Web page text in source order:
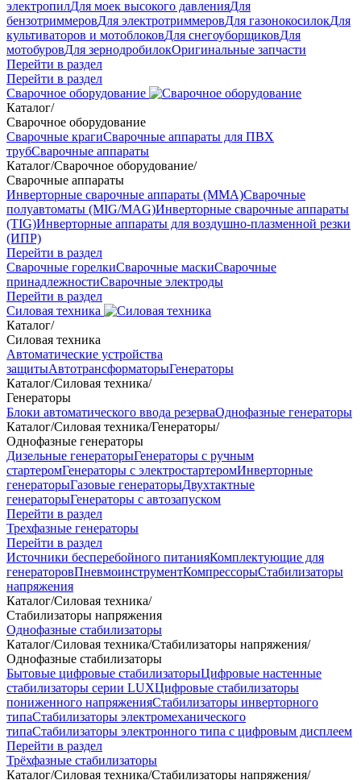
электропилДля моек высокого давленияДля
бензотриммеровДля электротриммеровДля газонокосилокДля
культиваторов и мотоблоковДля снегоуборщиковДля
мотобуровДля зернодробилокОригинальные запчасти
Перейти в раздел
Перейти в раздел
Сварочное оборудование
Каталог/
Сварочное оборудование
Сварочные крагиСварочные аппараты для ПВХ
трубСварочные аппараты
Каталог/Сварочное оборудование/
Сварочные аппараты
Инверторные сварочные аппараты (ММА)Сварочные
полуавтоматы (MIG/MAG)Инверторные сварочные аппараты
(TIG)Инверторные аппараты для воздушно-плазменной резки
(ИПР)
Перейти в раздел
Сварочные горелкиСварочные маскиСварочные
принадлежностиСварочные электроды
Перейти в раздел
Силовая техника
Каталог/
Силовая техника
Автоматические устройства
защитыАвтотрансформаторыГенераторы
Каталог/Силовая техника/
Генераторы
Блоки автоматического ввода резерваОднофазные генераторы
Каталог/Силовая техника/Генераторы/
Однофазные генераторы
Дизельные генераторыГенераторы с ручным
стартеромГенераторы с электростартеромИнверторные
генераторыГазовые генераторыДвухтактные
генераторыГенераторы с автозапуском
Перейти в раздел
Трехфазные генераторы
Перейти в раздел
Источники бесперебойного питанияКомплектующие для
генераторовПневмоинструментКомпрессорыСтабилизаторы
напряжения
Каталог/Силовая техника/
Стабилизаторы напряжения
Однофазные стабилизаторы
Каталог/Силовая техника/Стабилизаторы напряжения/
Однофазные стабилизаторы
Бытовые цифровые стабилизаторыЦифровые настенные
стабилизаторы серии LUXЦифровые стабилизаторы
пониженного напряженияСтабилизаторы инверторного
типаСтабилизаторы электромеханического
типаСтабилизаторы электронного типа с цифровым дисплеем
Перейти в раздел
Трёхфазные стабилизаторы
Каталог/Силовая техника/Стабилизаторы напряжения/